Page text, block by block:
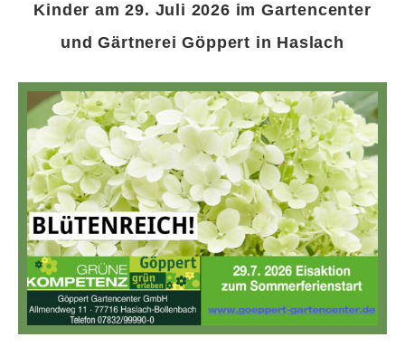
Kinder am 29. Juli 2026 im Gartencenter
und Gärtnerei Göppert in Haslach